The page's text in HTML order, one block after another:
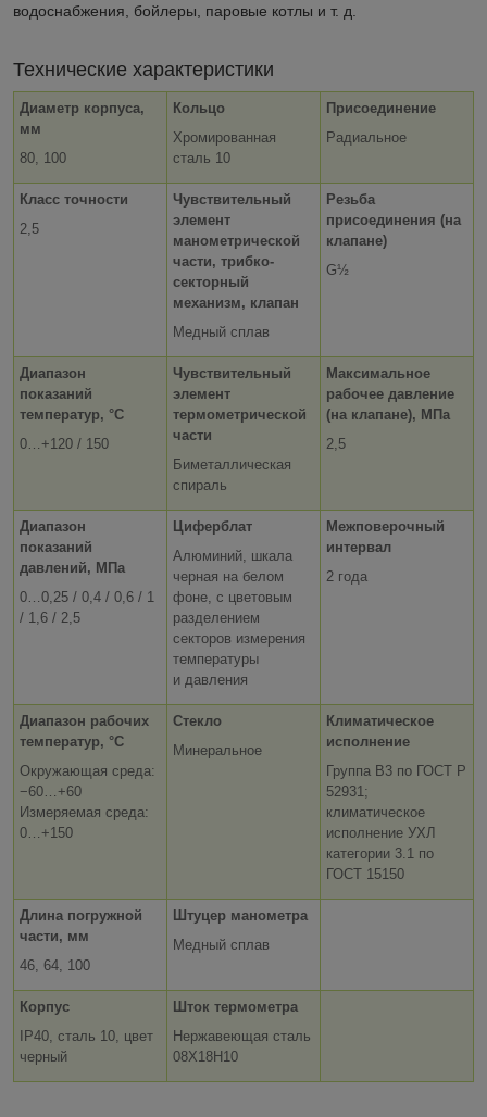
водоснабжения, бойлеры, паровые котлы и т. д.
Технические характеристики
Диаметр корпуса,
мм
80, 100
Кольцо
Хромированная
сталь 10
Присоединение
Радиальное
Класс точности
2,5
Чувствительный
элемент
манометрической
части, трибко-
секторный
механизм, клапан
Медный сплав
Резьба
присоединения (на
клапане)
G½
Диапазон
показаний
температур, °С
0…+120 / 150
Чувствительный
элемент
термометрической
части
Биметаллическая
спираль
Максимальное
рабочее давление
(на клапане), МПа
2,5
Диапазон
показаний
давлений, МПа
0…0,25 / 0,4 / 0,6 / 1
/ 1,6 / 2,5
Циферблат
Алюминий, шкала
черная на белом
фоне, с цветовым
разделением
секторов измерения
температуры
и давления
Межповерочный
интервал
2 года
Диапазон рабочих
температур, °C
Окружающая среда:
−60…+60
Измеряемая среда:
0…+150
Стекло
Минеральное
Климатическое
исполнение
Группа В3 по ГОСТ Р
52931;
климатическое
исполнение УХЛ
категории 3.1 по
ГОСТ 15150
Длина погружной
части, мм
46, 64, 100
Штуцер манометра
Медный сплав
Корпус
IP40, cталь 10, цвет
черный
Шток термометра
Нержавеющая сталь
08Х18Н10